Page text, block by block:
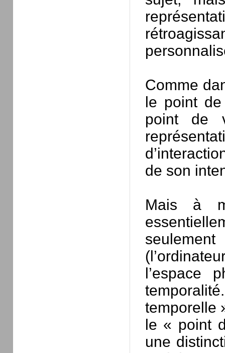
Comme
le point de
point de
de son
Mais à
l’espace
temporelle
le « point
une